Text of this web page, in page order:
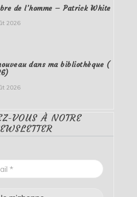
de l’homme – Patrick White
2026
dans ma bibliothèque (
2026
VOUS À NOTRE